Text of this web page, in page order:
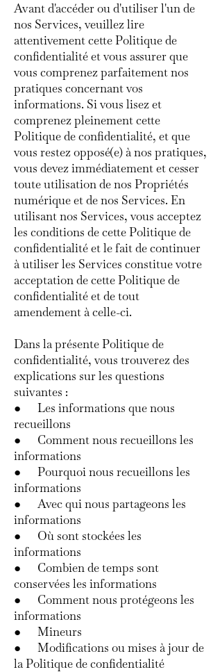
Avant d'accéder ou d'utiliser l'un de
nos Services, veuillez lire
attentivement cette Politique de
confidentialité et vous assurer que
vous comprenez parfaitement nos
pratiques concernant vos
informations. Si vous lisez et
comprenez pleinement cette
Politique de confidentialité, et que
vous restez opposé(e) à nos pratiques,
vous devez immédiatement et cesser
toute utilisation de nos Propriétés
numérique et de nos Services. En
utilisant nos Services, vous acceptez
les conditions de cette Politique de
confidentialité et le fait de continuer
à utiliser les Services constitue votre
acceptation de cette Politique de
confidentialité et de tout
amendement à celle-ci.
Dans la présente Politique de
confidentialité, vous trouverez des
explications sur les questions
suivantes :
● Les informations que nous
recueillons
● Comment nous recueillons les
informations
● Pourquoi nous recueillons les
informations
● Avec qui nous partageons les
informations
● Où sont stockées les
informations
● Combien de temps sont
conservées les informations
● Comment nous protégeons les
informations
● Mineurs
● Modifications ou mises à jour de
la Politique de confidentialité